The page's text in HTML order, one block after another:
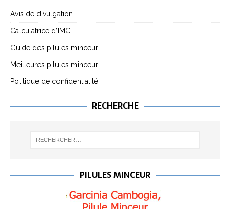
Avis de divulgation
Calculatrice d’IMC
Guide des pilules minceur
Meilleures pilules minceur
Politique de confidentialité
RECHERCHE
PILULES MINCEUR